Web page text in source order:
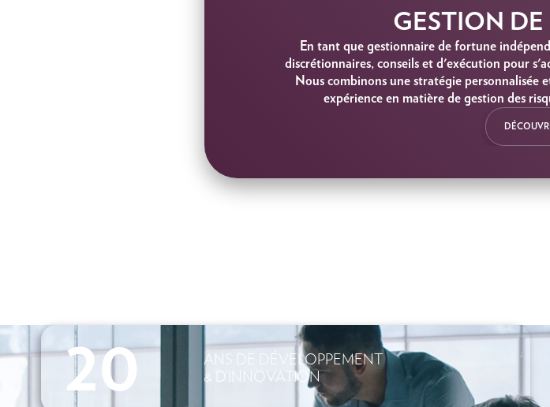
GESTION
En tant que gestionnaire de fortune
discrétionnaires, conseils et d'exécution pour
Nous combinons une stratégie personnalisée
expérience en matière de gestion des
20
ANS DE DÉVELOPPEMENT
& D’INNOVATION